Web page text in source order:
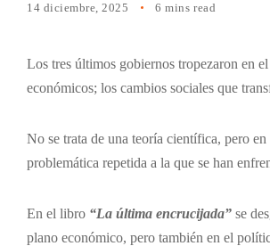
14 diciembre, 2025 6 mins read
Los tres últimos gobiernos tropezaron en
económicos; los cambios sociales que
No se trata de una teoría científica, pero
problemática repetida a la que se han
En el libro “La última encrucijada” se
plano económico, pero también en el